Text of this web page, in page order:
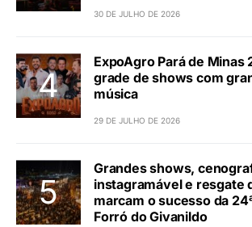
30 DE JULHO DE 2026
ExpoAgro Pará de Minas
grade de shows com
música
29 DE JULHO DE 2026
Grandes shows,
instagramável e resgate
marcam o sucesso da
Forró do Givanildo